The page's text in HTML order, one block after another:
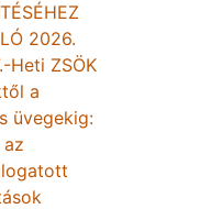
2026.
Heti ZSÖK
a
üvegekig: